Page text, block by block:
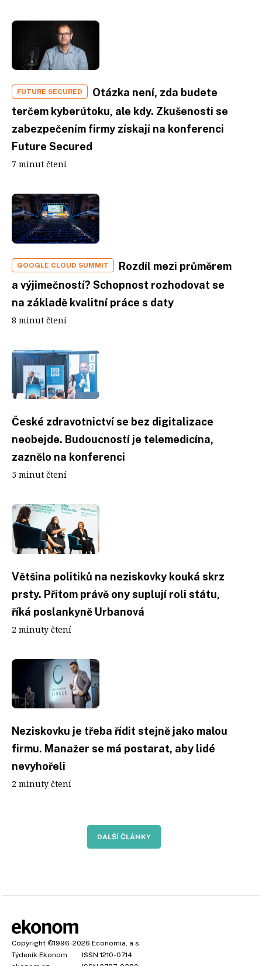
FUTURE SECURED
Otázka není, zda budete
terčem kyberútoku, ale kdy. Zkušenosti se
zabezpečením firmy získají na konferenci
Future Secured
7 minut čtení
GOOGLE CLOUD SUMMIT
Rozdíl mezi průměrem
a výjimečností? Schopnost rozhodovat se
na základě kvalitní práce s daty
8 minut čtení
České zdravotnictví se bez digitalizace
neobejde. Budoucností je telemedicína,
zaznělo na konferenci
5 minut čtení
Většina politiků na neziskovky kouká skrz
prsty. Přitom právě ony suplují roli státu,
říká poslankyně Urbanová
2 minuty čtení
Neziskovku je třeba řídit stejně jako malou
firmu. Manažer se má postarat, aby lidé
nevyhořeli
2 minuty čtení
DALŠÍ ČLÁNKY
Copyright ©1996-2026 Economia, a.s.
Týdeník Ekonom
ISSN 1210-0714